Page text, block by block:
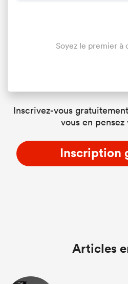
Soyez le premier à
Inscrivez-vous
vous en
Inscription
Articles